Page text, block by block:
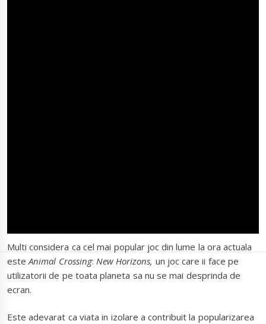
Multi considera ca cel mai popular joc din lume la ora actuala
esteAnimal Crossing: New Horizons, un joc care ii face pe
utilizatorii de pe toata planeta sa nu se mai desprinda de
ecran.
Este adevarat ca viata in izolare a contribuit la popularizarea